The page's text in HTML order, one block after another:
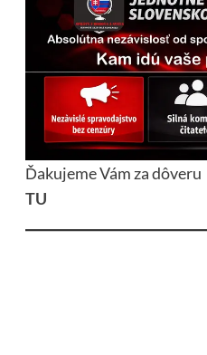
Ďakujeme Vám za dôveru
TU